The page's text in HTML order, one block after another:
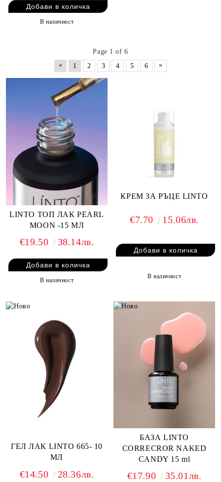
В наличност
Page 1 of 6
«
1 2 3 4 5 6 »
LINTO ТОП ЛАК PEARL
MOON -15 МЛ
€19.50 38.14лв.
В наличност
КРЕМ ЗА РЪЦЕ LINTO
€7.70 15.06лв.
В наличност
ГЕЛ ЛАК LINTO 665- 10
МЛ
€14.50 28.36лв.
БАЗА LINTO
CORRECROR NAKED
CANDY 15 ml
€17.90 35.01лв.